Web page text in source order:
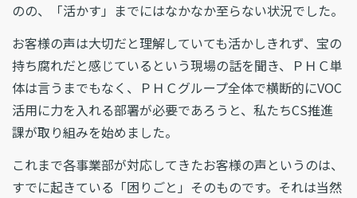
のの、「活かす」までにはなかなか至らない状況でした。
お客様の声は大切だと理解していても活かしきれず、宝の
持ち腐れだと感じているという現場の話を聞き、ＰＨＣ単
体は言うまでもなく、ＰＨＣグループ全体で横断的にVOC
活用に力を入れる部署が必要であろうと、私たちCS推進
課が取り組みを始めました。
これまで各事業部が対応してきたお客様の声というのは、
すでに起きている「困りごと」そのものです。それは当然